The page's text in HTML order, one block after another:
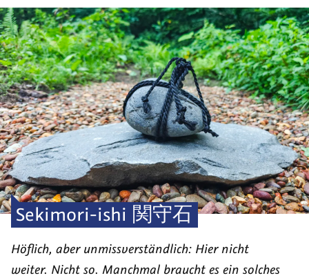
Sekimori-ishi 関守石
Höflich, aber unmissverständlich: Hier nicht
weiter. Nicht so. Manchmal braucht es ein solches